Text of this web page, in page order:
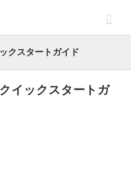
クスタートガイド
イックスタートガ